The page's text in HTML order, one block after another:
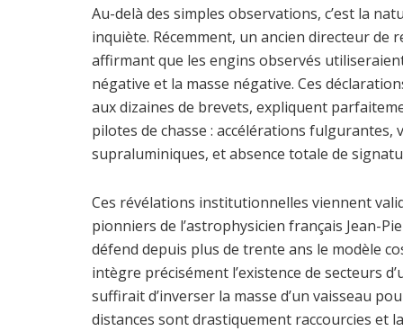
Au-delà des simples observations, c’est la
inquiète. Récemment, un ancien directeur de
affirmant que les engins observés
négative et la masse négative. Ces
aux dizaines de brevets, expliquent
pilotes de chasse : accélérations
supraluminiques, et absence totale de
Ces révélations institutionnelles viennent
pionniers de l’astrophysicien français Jean-
défend depuis plus de trente ans le modèle
intègre précisément l’existence de secteurs
suffirait d’inverser la masse d’un vaisseau
distances sont drastiquement raccourcies et